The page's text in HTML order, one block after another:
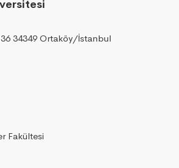
34349 Ortaköy/İstanbul
Fakültesi